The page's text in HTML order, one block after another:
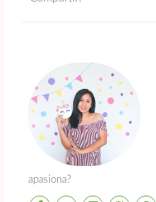
apasiona?